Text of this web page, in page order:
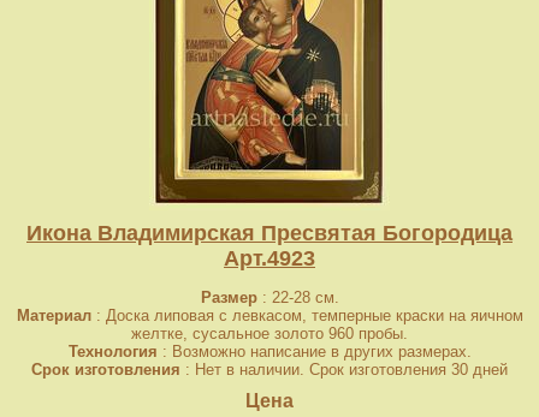
Икона Владимирская Пресвятая Богородица
Арт.4923
Размер: 22-28 см.
Материал: Доска липовая с левкасом, темперные краски на яичном
желтке, сусальное золото 960 пробы.
Технология : Возможно написание в других размерах.
Срок изготовления : Нет в наличии. Срок изготовления 30 дней
Цена